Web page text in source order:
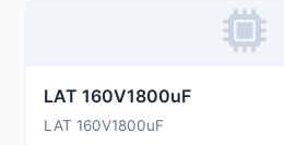
LAT 160V1800uF
LAT 160V1800uF